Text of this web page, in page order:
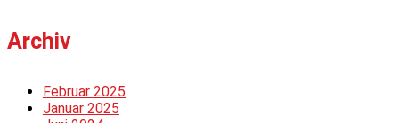
Archiv
Februar 2025
Januar 2025